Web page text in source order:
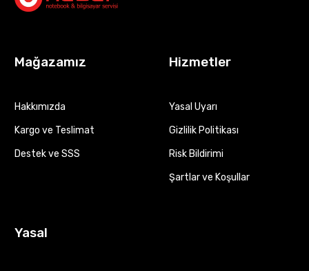
Mağazamız
Hakkımızda
Kargo ve Teslimat
Destek ve SSS
Hizmetler
Yasal Uyarı
Gizlilik Politikası
Risk Bildirimi
Şartlar ve Koşullar
Yasal